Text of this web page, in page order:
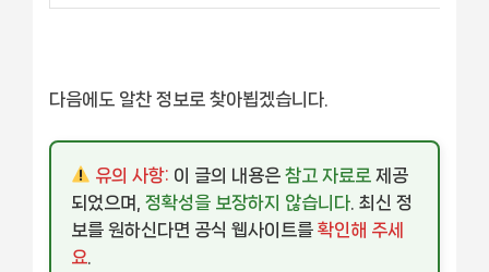
다음에도 알찬 정보로 찾아뵙겠습니다.
유의 사항: 이 글의 내용은참고 자료로 제공
되었으며, 정확성을 보장하지 않습니다 . 최신 정
보를 원하신다면 공식 웹사이트를 확인해 주세
요